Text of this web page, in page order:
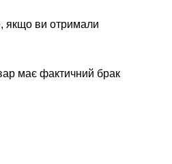
якщо ви отримали
має фактичний брак